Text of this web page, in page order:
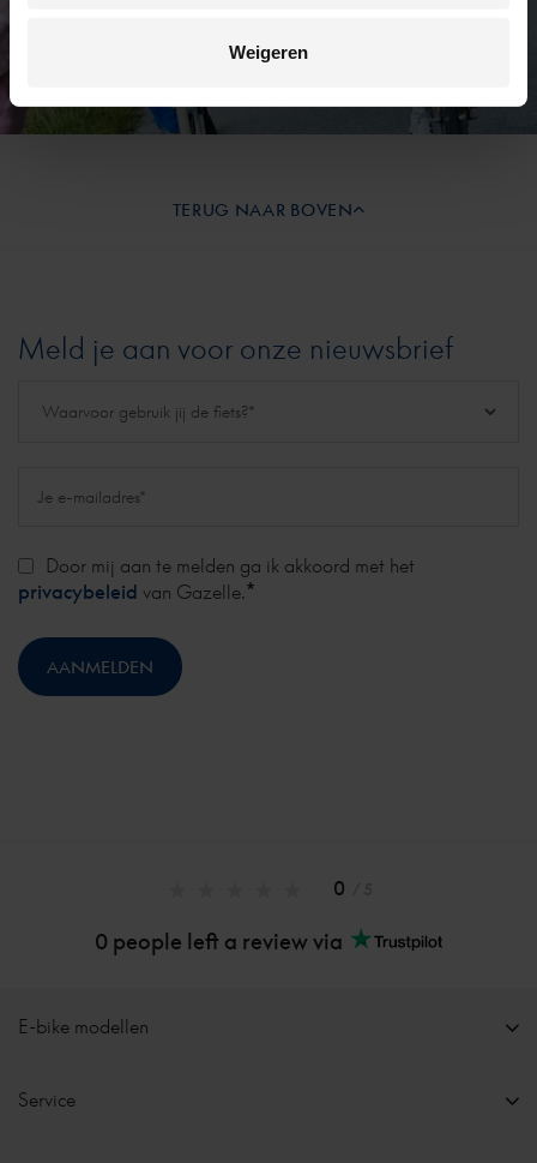
Weigeren
0
0 people left a review via
Meld je aan voor onze nieuwsbrief
Door mij aan te melden ga ik akkoord met het
privacybeleid van Gazelle.*
TERUG NAAR BOVEN
E-bike modellen
Service